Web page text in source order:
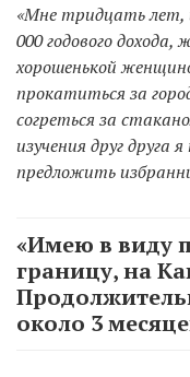
«Мне тридцать лет,
000 годового
хорошенькой
прокатиться за
согреться за
изучения друг друга
предложить
«Имею в виду
границу, на
около 3